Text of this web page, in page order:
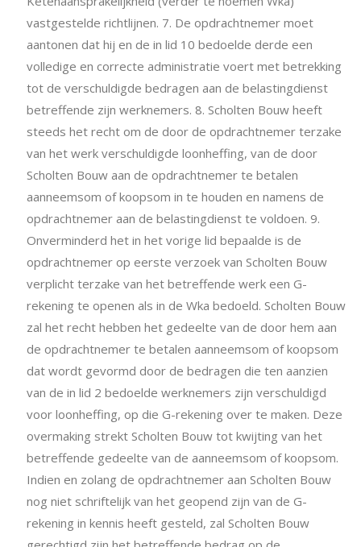
vastgestelde richtlijnen. 7. De opdrachtnemer moet
aantonen dat hij en de in lid 10 bedoelde derde een
volledige en correcte administratie voert met betrekking
tot de verschuldigde bedragen aan de belastingdienst
betreffende zijn werknemers. 8. Scholten Bouw heeft
steeds het recht om de door de opdrachtnemer terzake
van het werk verschuldigde loonheffing, van de door
Scholten Bouw aan de opdrachtnemer te betalen
aanneemsom of koopsom in te houden en namens de
opdrachtnemer aan de belastingdienst te voldoen. 9.
Onverminderd het in het vorige lid bepaalde is de
opdrachtnemer op eerste verzoek van Scholten Bouw
verplicht terzake van het betreffende werk een G-
rekening te openen als in de Wka bedoeld. Scholten Bouw
zal het recht hebben het gedeelte van de door hem aan
de opdrachtnemer te betalen aanneemsom of koopsom
dat wordt gevormd door de bedragen die ten aanzien
van de in lid 2 bedoelde werknemers zijn verschuldigd
voor loonheffing, op die G-rekening over te maken. Deze
overmaking strekt Scholten Bouw tot kwijting van het
betreffende gedeelte van de aanneemsom of koopsom.
Indien en zolang de opdrachtnemer aan Scholten Bouw
nog niet schriftelijk van het geopend zijn van de G-
rekening in kennis heeft gesteld, zal Scholten Bouw